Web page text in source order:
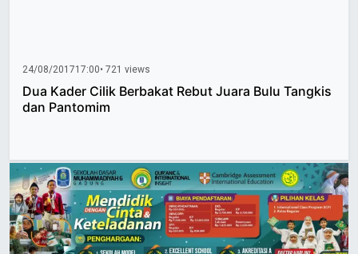
24/08/201717:00• 721 views
Dua Kader Cilik Berbakat Rebut Juara Bulu Tangkis